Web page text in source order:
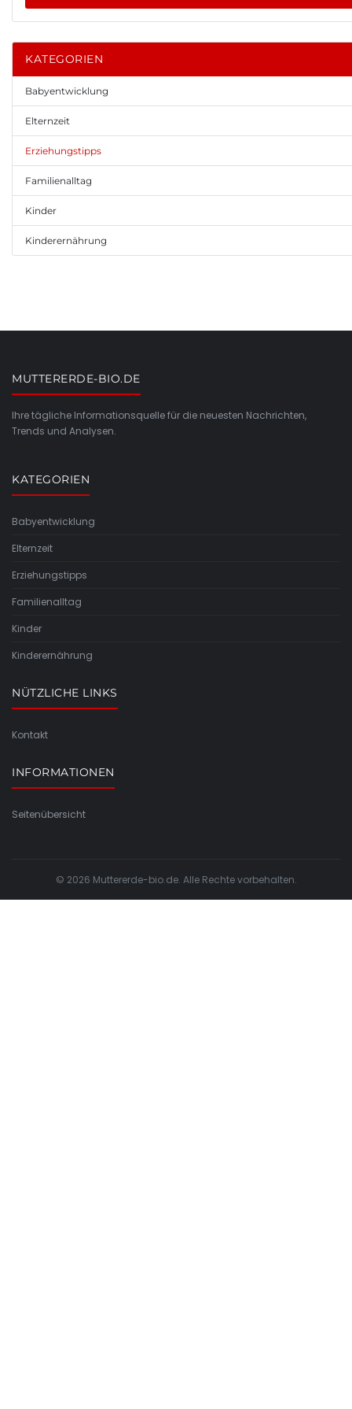
KATEGORIEN
Babyentwicklung
Elternzeit
Erziehungstipps
Familienalltag
Kinder
Kinderernährung
MUTTERERDE-BIO.DE
Ihre tägliche Informationsquelle für die neuesten Nachrichten,
Trends und Analysen.
KATEGORIEN
Babyentwicklung
Elternzeit
Erziehungstipps
Familienalltag
Kinder
Kinderernährung
NÜTZLICHE LINKS
Kontakt
INFORMATIONEN
Seitenübersicht
© 2026 Muttererde-bio.de. Alle Rechte vorbehalten.